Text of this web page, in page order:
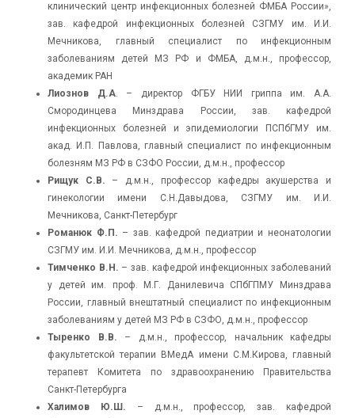
клинический центр инфекционных болезней ФМБА России»,
зав. кафедрой инфекционных болезней СЗГМУ им. И.И.
Мечникова, главный специалист по инфекционным
заболеваниям детей МЗ РФ и ФМБА, д.м.н., профессор,
академик РАН
Лиознов Д.А. – директор ФГБУ НИИ гриппа им. А.А.
Смородинцева Минздрава России, зав. кафедрой
инфекционных болезней и эпидемиологии ПСПбГМУ им.
акад. И.П. Павлова, главный специалист по инфекционным
болезням МЗ РФ в СЗФО России, д.м.н., профессор
Рищук С.В. – д.м.н., профессор кафедры акушерства и
гинекологии имени С.Н.Давыдова, СЗГМУ им. И.И.
Мечникова, Санкт-Петербург
Романюк Ф.П. – зав. кафедрой педиатрии и неонатологии
СЗГМУ им. И.И. Мечникова, д.м.н., профессор
Тимченко В.Н. – зав. кафедрой инфекционных заболеваний
у детей им. проф. М.Г. Данилевича СПбГПМУ Минздрава
России, главный внештатный специалист по инфекционным
заболеваниям у детей МЗ РФ в СЗФО, д.м.н., профессор
Тыренко В.В. – д.м.н., профессор, начальник кафедры
факультетской терапии ВМедА имени С.М.Кирова, главный
терапевт Комитета по здравоохранению Правительства
Санкт-Петербурга
Халимов Ю.Ш. – д.м.н., профессор, зав. кафедрой